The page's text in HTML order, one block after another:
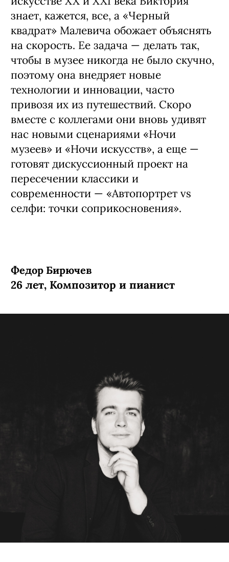
знает, кажется, все, а «Черный
квадрат» Малевича обожает объяснять
на скорость. Ее задача — делать так,
чтобы в музее никогда не было скучно,
поэтому она внедряет новые
технологии и инновации, часто
привозя их из путешествий. Скоро
вместе с коллегами они вновь удивят
нас новыми сценариями «Ночи
музеев» и «Ночи искусств», а еще —
готовят дискуссионный проект на
пересечении классики и
современности — «Автопортрет vs
селфи: точки соприкосновения».
Федор Бирючев
26 лет, Композитор и пианист